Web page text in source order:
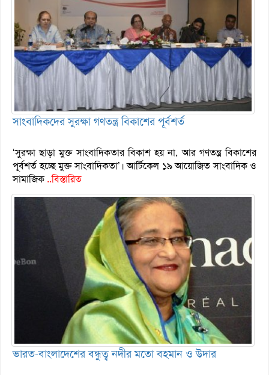
সাংবাদিকদের সুরক্ষা গণতন্ত্র বিকাশের পূর্বশর্ত
‘সুরক্ষা ছাড়া মুক্ত সাংবাদিকতার বিকাশ হয় না, আর গণতন্ত্র বিকাশের
পূর্বশর্ত হচ্ছে মুক্ত সাংবাদিকতা’। আর্টিকেল ১৯ আয়োজিত সাংবাদিক ও
সামাজিক..বিস্তারিত
ভারত-বাংলাদেশের বন্ধুত্ব নদীর মতো বহমান ও উদার